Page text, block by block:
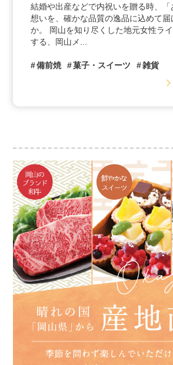
結婚や出産などで内祝いを贈る時、
想いを、確かな品質の逸品に込めて届
か。 岡山を知り尽くした地元女性ラ
する、岡山メ...
備前焼 菓子・スイーツ
雑貨